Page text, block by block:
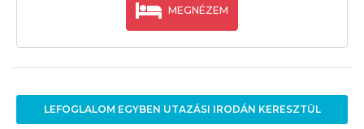
MEGNÉZEM
LEFOGLALOM EGYBEN UTAZÁSI IRODÁN KERESZTÜL